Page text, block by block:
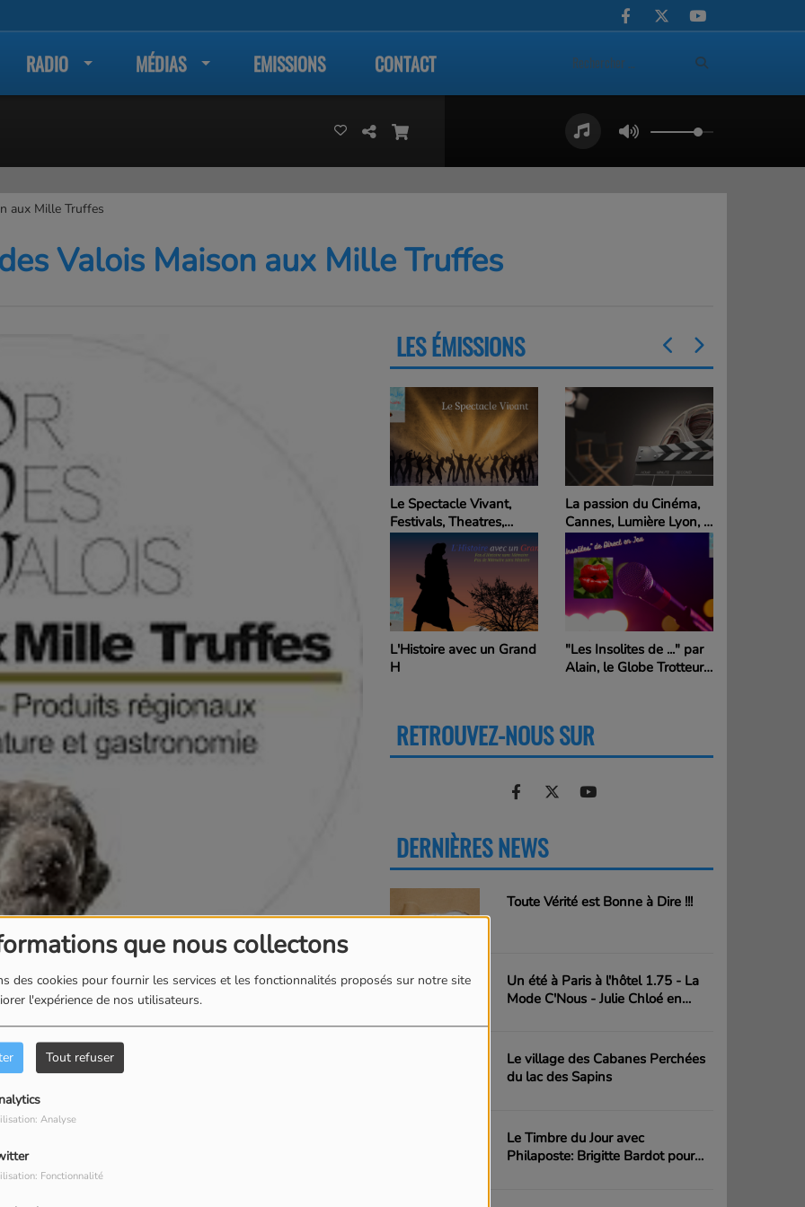
que nous collectons
des cookies pour fournir les services et les fonctionnalités proposés sur notre site
l'expérience de nos utilisateurs.
Tout refuser
Analyse
Fonctionnalité
RADIO MÉDIAS EMISSIONS CONTACT
aux Mille Truffes
Valois Maison aux Mille Truffes
font découvrir un met rare et fin : la Truffe de
LES ÉMISSIONS
"Un peu d'economie", en
partenariat avec "Le
Business Club de France
des Entrepreneurs"
Le Spectacle Vivant,
Festivals, Theatres,
Cinemas, ...
L'Histoire avec un Grand
H
La passion du Cinéma,
Cannes, Lumière Lyon, ...
et les autres
"Les Insolites de ..." par
Alain, le Globe Trotteur
RETROUVEZ-NOUS SUR
DERNIÈRES NEWS
Toute Vérité est Bonne à Dire !!!
Un été à Paris à l'hôtel 1.75 - La
Mode C'Nous - Julie Chloé en
Le village des Cabanes Perchées
du lac des Sapins
Le Timbre du Jour avec
Philaposte: Brigitte Bardot pour